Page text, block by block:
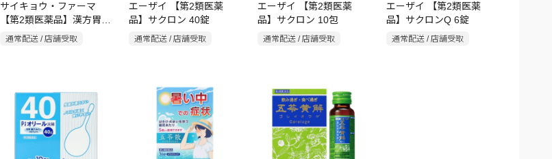
サイキョウ・ファーマ
【第2類医薬品】漢方胃腸
薬SP 36包(安中散・芍薬
通常配送 / 店舗受取
エーザイ 【第2類医薬
品】サクロン 40錠
通常配送 / 店舗受取
エーザイ 【第2類医薬
品】サクロン 10包
通常配送 / 店舗受取
エーザイ 【第2類医薬
品】サクロンQ 6錠
通常配送 / 店舗受取